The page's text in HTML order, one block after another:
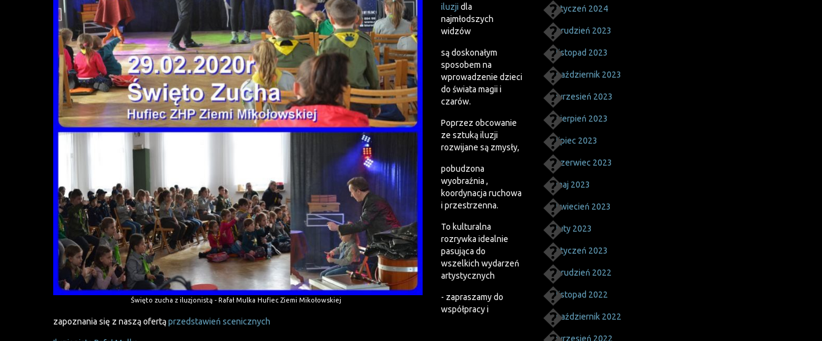
Święto zucha z iluzjonistą - Rafał Mulka Hufiec Ziemi Mikołowskiej
iluzji dla
najmłodszych
widzów
są doskonałym
sposobem na
wprowadzenie dzieci
do świata magii i
czarów.
Poprzez obcowanie
ze sztuką iluzji
rozwijane są zmysły,
pobudzona
wyobraźnia ,
koordynacja ruchowa
i przestrzenna.
To kulturalna
rozrywka idealnie
pasująca do
wszelkich wydarzeń
artystycznych
- zapraszamy do
współpracy i
zapoznania się z naszą ofertąprzedstawień scenicznych
styczeń 2024
grudzień 2023
listopad 2023
październik 2023
wrzesień 2023
sierpień 2023
lipiec 2023
czerwiec 2023
maj 2023
kwiecień 2023
luty 2023
styczeń 2023
grudzień 2022
listopad 2022
październik 2022
wrzesień 2022